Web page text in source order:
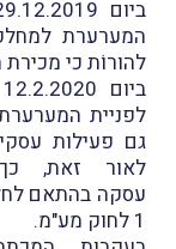
המערערת
להורוֹת כי
לפניית
גם פעילות
לאור זאת,
עסקה בהתאם
1 לחוק מע"מ.